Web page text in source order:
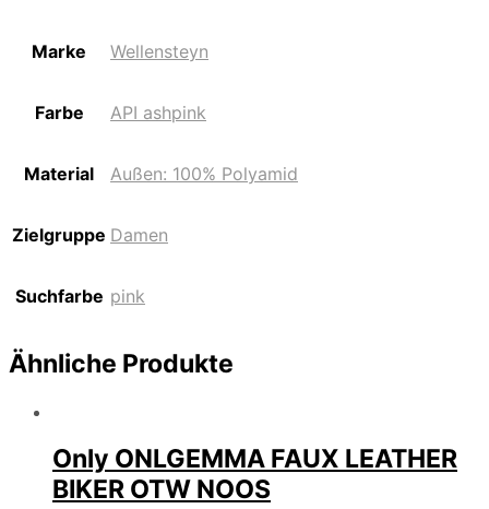
Marke Wellensteyn
Farbe API ashpink
Material Außen: 100% Polyamid
Zielgruppe Damen
Suchfarbe pink
Ähnliche Produkte
Only ONLGEMMA FAUX LEATHER
BIKER OTW NOOS